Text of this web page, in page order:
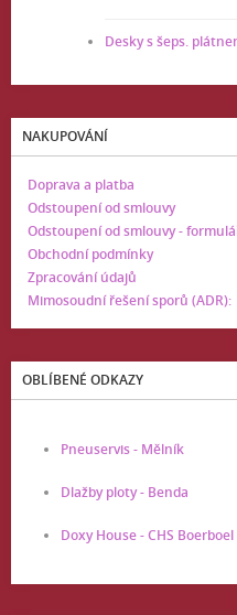
Desky s šeps.
NAKUPOVÁNÍ
Doprava a platba
Odstoupení od smlouvy
Odstoupení od smlouvy -
Obchodní podmínky
Zpracování údajů
Mimosoudní řešení sporů (ADR):
OBLÍBENÉ ODKAZY
Pneuservis - Mělník
Dlažby ploty - Benda
Doxy House - CHS Boerboel